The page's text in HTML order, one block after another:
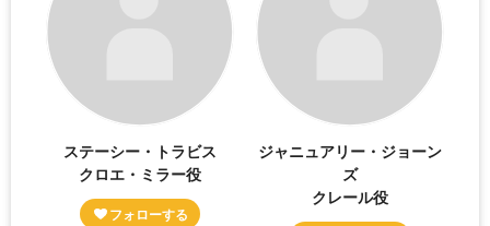
ステーシー・トラビス
クロエ・ミラー役
ジャニュアリー・ジョーン
ズ
クレール役